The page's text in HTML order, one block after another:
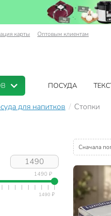
карты Оптовым клиентам
ПОСУДА
для напитков Стопки
1490 ₽
Сначала